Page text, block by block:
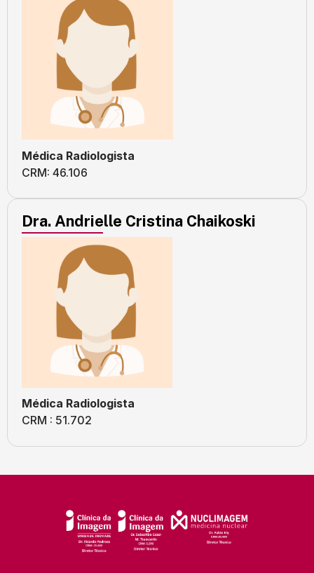
Médica Radiologista
CRM: 46.106
Dra. Andrielle Cristina Chaikoski
Médica Radiologista
CRM : 51.702